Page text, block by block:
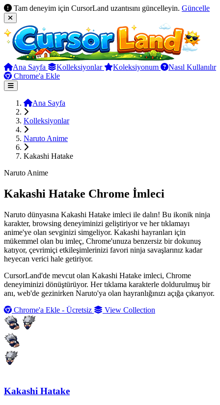
Tam deneyim için CursorLand uzantısını güncelleyin. Güncelle
Ana Sayfa Kolleksiyonlar Koleksiyonum
Nasıl Kullanılır
Chrome'a Ekle
Ana Sayfa
Kolleksiyonlar
Naruto Anime
Kakashi Hatake
Naruto Anime
Kakashi Hatake Chrome İmleci
Naruto dünyasına Kakashi Hatake imleci ile dalın! Bu ikonik ninja
karakter, browsing deneyiminizi geliştiriyor ve her tıklamayı
anime'ye olan sevginizi simgeliyor. Kakashi hayranları için
mükemmel olan bu imleç, Chrome'unuza benzersiz bir dokunuş
katıyor, çevrimiçi etkileşimlerinizi favori ninja savaşlarınız kadar
heyecan verici hale getiriyor.
CursorLand'de mevcut olan Kakashi Hatake imleci, Chrome
deneyiminizi dönüştürüyor. Her tıklama karakterle doldurulmuş bir
anı, web'de gezinirken Naruto'ya olan hayranlığınızı açığa çıkarıyor.
Chrome'a Ekle - Ücretsiz
View Collection
Kakashi Hatake